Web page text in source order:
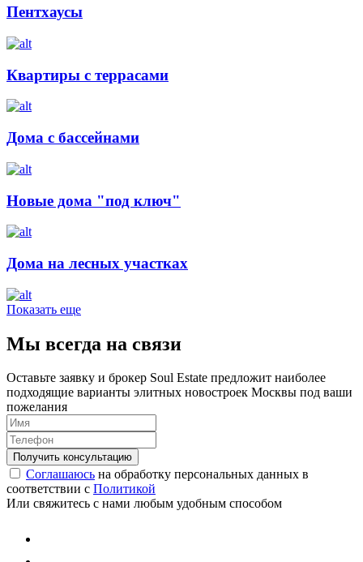
Пентхаусы
Квартиры с террасами
Дома с бассейнами
Новые дома "под ключ"
Дома на лесных участках
Показать еще
Мы всегда на связи
Оставьте заявку и брокер Soul Estate предложит наиболее
подходящие варианты элитных новостроек Москвы под ваши
пожелания
Соглашаюсь на обработку персональных данных в
соответствии с Политикой
Или свяжитесь с нами любым удобным способом